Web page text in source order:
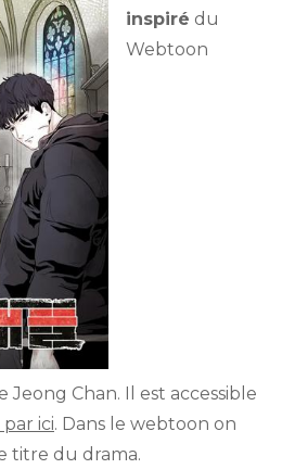
inspiré du
Webtoon
Jeong Chan. Il est accessible
ici. Dans le webtoon on
titre du drama.